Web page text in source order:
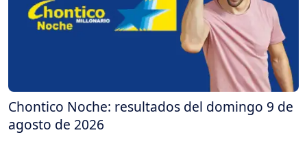
Chontico Noche: resultados del domingo 9 de
agosto de 2026